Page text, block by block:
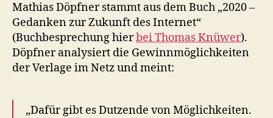
Mathias Döpfner stammt aus dem Buch „2020 –
Gedanken zur Zukunft des Internet“
(Buchbesprechung hierbei Thomas Knüwer).
Döpfner analysiert die Gewinnmöglichkeiten
der Verlage im Netz und meint:
„Dafür gibt es Dutzende von Möglichkeiten.